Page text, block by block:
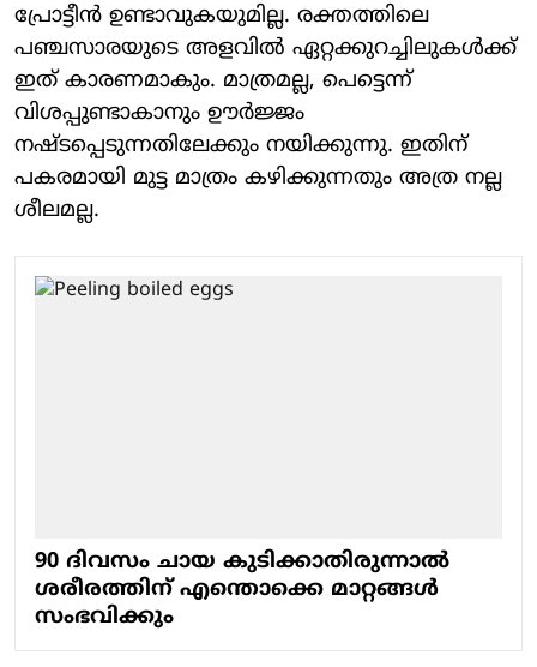
പ്രോട്ടീൻ ഉണ്ടാവുകയുമില്ല. രക്തത്തിലെ
പഞ്ചസാരയുടെ അളവിൽ ഏറ്റക്കുറച്ചിലുകൾക്ക്
ഇത് കാരണമാകും. മാത്രമല്ല, പെട്ടെന്ന്
വിശപ്പുണ്ടാകാനും ഊർജ്ജം
നഷ്ടപ്പെടുന്നതിലേക്കും നയിക്കുന്നു. ഇതിന്
പകരമായി മുട്ട മാത്രം കഴിക്കുന്നതും അത്ര നല്ല
ശീലമല്ല.
90 ദിവസം ചായ കുടിക്കാതിരുന്നാൽ
ശരീരത്തിന് എന്തൊക്കെ മാറ്റങ്ങൾ
സംഭവിക്കും